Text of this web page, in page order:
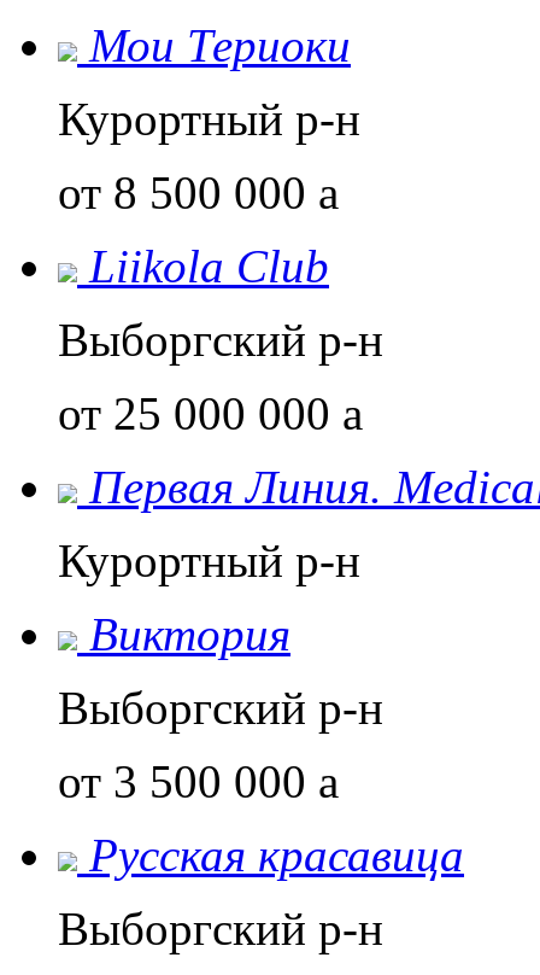
Мои Териоки
Курортный р-н
от 8 500 000 a
Liikola Club
Выборгский р-н
от 25 000 000 a
Первая Линия.
Курортный р-н
Виктория
Выборгский р-н
от 3 500 000 a
Русская красавица
Выборгский р-н